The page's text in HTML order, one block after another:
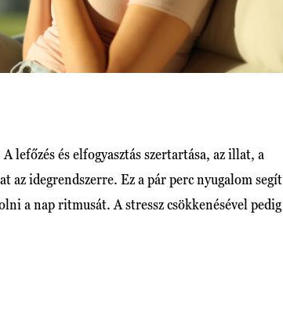
lefőzés és elfogyasztás szertartása, az illat, a
az idegrendszerre. Ez a pár perc nyugalom segít
a nap ritmusát. A stressz csökkenésével pedig